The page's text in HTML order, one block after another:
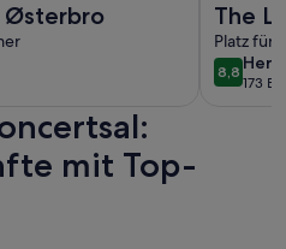
Østerbro
The
Platz für
8,88,8 von
173
(173
mit Top-